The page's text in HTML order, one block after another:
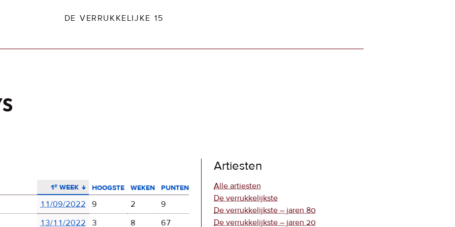
DE VERRUKKELIJKE 15
1ᵉ week
aflopend sorteren hoogste weken
punten
11/09/2022 9 2
9
13/11/2022 3 8
67
Artiesten
Alle artiesten
De verrukkelijkste
De verrukkelijkste – jaren 80
De verrukkelijkste – jaren 20